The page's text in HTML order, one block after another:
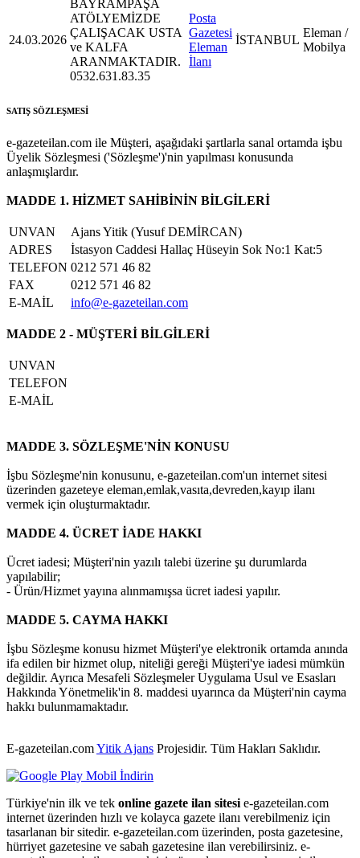
24.03.2026
BAYRAMPAŞA
ATÖLYEMİZDE
ÇALIŞACAK USTA
ve KALFA
ARANMAKTADIR.
0532.631.83.35
Posta
Gazetesi
Eleman
İlanı
İSTANBUL
Eleman /
Mobilya
SATIŞ SÖZLEŞMESİ
e-gazeteilan.com ile Müşteri, aşağıdaki şartlarla sanal ortamda işbu
Üyelik Sözleşmesi ('Sözleşme')'nin yapılması konusunda
anlaşmışlardır.
MADDE 1. HİZMET SAHİBİNİN BİLGİLERİ
UNVAN
Ajans Yitik (Yusuf DEMİRCAN)
ADRES
İstasyon Caddesi Hallaç Hüseyin Sok No:1 Kat:5
TELEFON 0212 571 46 82
FAX
0212 571 46 82
E-MAİL
info@e-gazeteilan.com
MADDE 2 - MÜŞTERİ BİLGİLERİ
UNVAN
TELEFON
E-MAİL
MADDE 3. SÖZLEŞME'NİN KONUSU
İşbu Sözleşme'nin konusunu, e-gazeteilan.com'un internet sitesi
üzerinden gazeteye eleman,emlak,vasıta,devreden,kayıp ilanı
vermek için oluşturmaktadır.
MADDE 4. ÜCRET İADE HAKKI
Ücret iadesi; Müşteri'nin yazılı talebi üzerine şu durumlarda
yapılabilir;
- Ürün/Hizmet yayına alınmamışsa ücret iadesi yapılır.
MADDE 5. CAYMA HAKKI
İşbu Sözleşme konusu hizmet Müşteri'ye elektronik ortamda anında
ifa edilen bir hizmet olup, niteliği gereği Müşteri'ye iadesi mümkün
değildir. Ayrıca Mesafeli Sözleşmeler Uygulama Usul ve Esasları
Hakkında Yönetmelik'in 8. maddesi uyarınca da Müşteri'nin cayma
hakkı bulunmamaktadır.
E-gazeteilan.comYitik Ajans Projesidir. Tüm Hakları Saklıdır.
Türkiye'nin ilk ve tek online gazete ilan sitesi e-gazeteilan.com
internet üzerinden hızlı ve kolayca gazete ilanı verebilmeniz için
tasarlanan bir sitedir. e-gazeteilan.com üzerinden, posta gazetesine,
hürriyet gazetesine ve sabah gazetesine ilan verebilirsiniz. e-